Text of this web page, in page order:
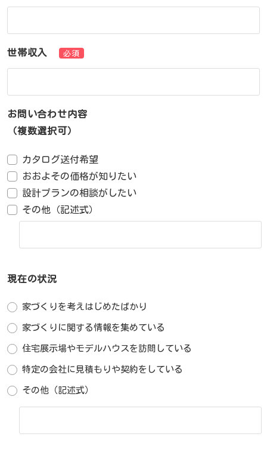
世帯収入 必須
お問い合わせ内容
（複数選択可）
カタログ送付希望
おおよその価格が知りたい
設計プランの相談がしたい
その他（記述式）
現在の状況
家づくりを考えはじめたばかり
家づくりに関する情報を集めている
住宅展示場やモデルハウスを訪問している
特定の会社に見積もりや契約をしている
その他（記述式）